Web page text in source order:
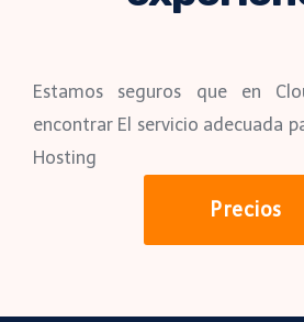
Estamos seguros que en
encontrar El servicio adecuada
Hosting
Precios